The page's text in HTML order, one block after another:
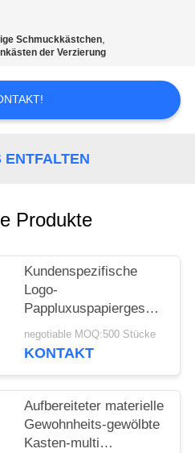
Schmuckkästchen,
der Verzierung
ENTFALTEN
Produkte
Kundenspezifische
Logo-
runde Form für Blume
negotiable MOQ:500 Stücke
KONTAKT
Aufbereiteter materielle
Gewohnheits-gewölbte
Kasten-multi